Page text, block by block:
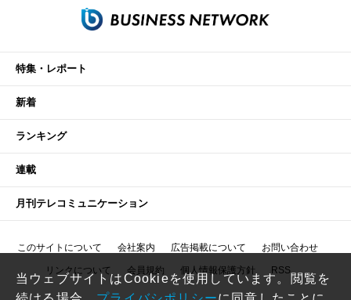
特集・レポート
新着
ランキング
連載
月刊テレコミュニケーション
このサイトについて 会社案内 広告掲載について お問い合わせ
リンクについて 会員規約 個人情報保護方針 RSS
当ウェブサイトはCookieを使用しています。閲覧を